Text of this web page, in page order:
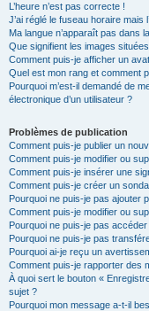
L’heure n’est pas correcte !
J’ai réglé le fuseau horaire mais
Ma langue n’apparaît pas dans
Que signifient les images
Comment puis-je afficher un
Quel est mon rang et comment
Pourquoi m’est-il demandé de
électronique d’un utilisateur ?
Problèmes de publication
Comment puis-je publier un
Comment puis-je modifier ou
Comment puis-je insérer une
Comment puis-je créer un
Pourquoi ne puis-je pas ajouter
Comment puis-je modifier ou
Pourquoi ne puis-je pas
Pourquoi ne puis-je pas
Pourquoi ai-je reçu un
Comment puis-je rapporter des
À quoi sert le bouton «
sujet ?
Pourquoi mon message a-t-il